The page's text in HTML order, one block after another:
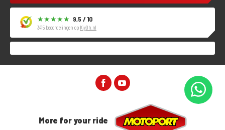
9,5 / 10
3415 beoordelingen op KiyOh.nl
More for your ride